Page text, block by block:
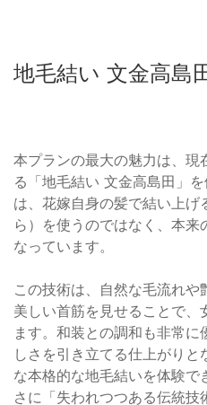
地毛結い 文金高島
本プランの最大の魅力は、現
る「地毛結い 文金高島田」
は、花嫁自身の髪で結い上げ
ら）を使うのではなく、本来
なっています。
この技術は、自然な毛流れや
美しい首筋を見せることで、
ます。和装との調和も非常
しさを引き立てる仕上がりと
な本格的な地毛結いを体験で
さに「失われつつある伝統技